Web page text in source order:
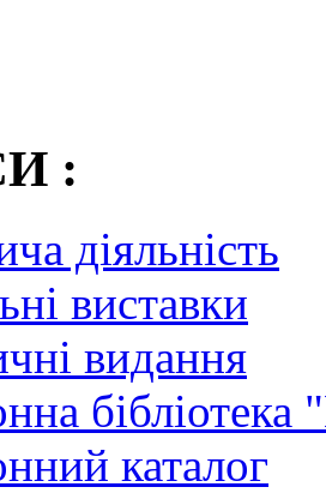
:
діяльність
виставки
видання
каталог